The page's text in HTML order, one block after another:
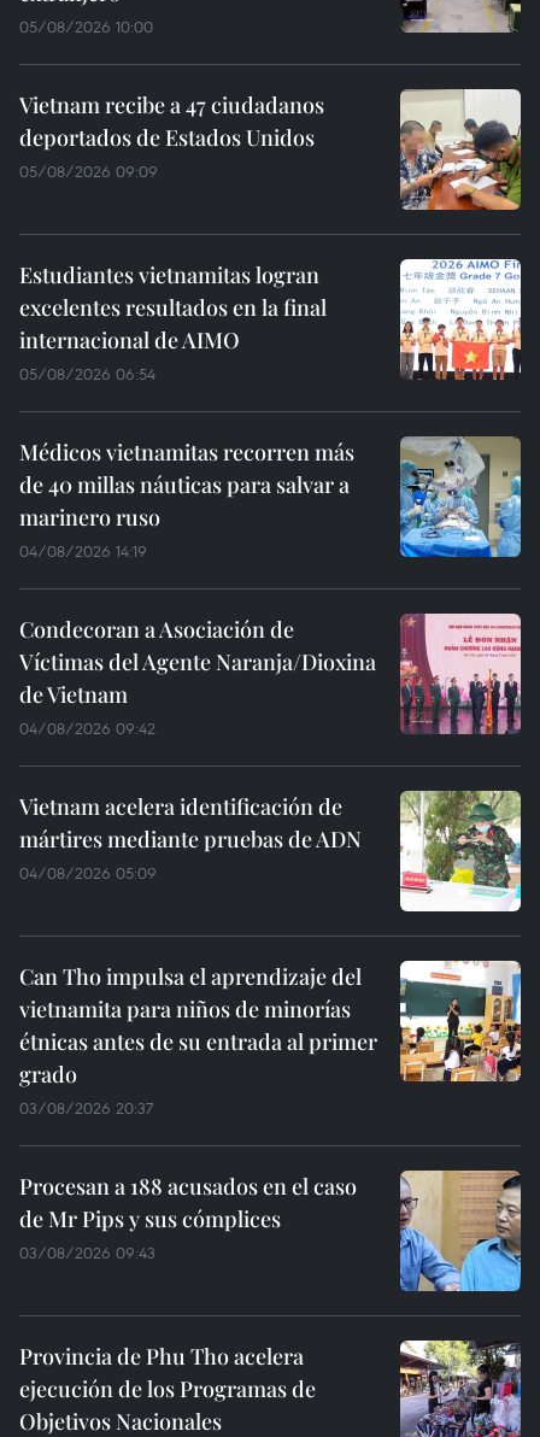
05/08/2026 10:00
Vietnam recibe a 47 ciudadanos
deportados de Estados Unidos
05/08/2026 09:09
Estudiantes vietnamitas logran
excelentes resultados en la final
internacional de AIMO
05/08/2026 06:54
Médicos vietnamitas recorren más
de 40 millas náuticas para salvar a
marinero ruso
04/08/2026 14:19
Condecoran a Asociación de
Víctimas del Agente Naranja/Dioxina
de Vietnam
04/08/2026 09:42
Vietnam acelera identificación de
mártires mediante pruebas de ADN
04/08/2026 05:09
Can Tho impulsa el aprendizaje del
vietnamita para niños de minorías
étnicas antes de su entrada al primer
grado
03/08/2026 20:37
Procesan a 188 acusados en el caso
de Mr Pips y sus cómplices
03/08/2026 09:43
Provincia de Phu Tho acelera
ejecución de los Programas de
Objetivos Nacionales